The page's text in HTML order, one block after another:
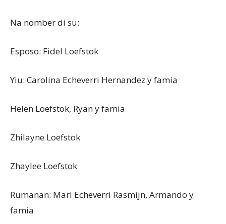
Na nomber di su:
Esposo: Fidel Loefstok
Yiu: Carolina Echeverri Hernandez y famia
Helen Loefstok, Ryan y famia
Zhilayne Loefstok
Zhaylee Loefstok
Rumanan: Mari Echeverri Rasmijn, Armando y
famia